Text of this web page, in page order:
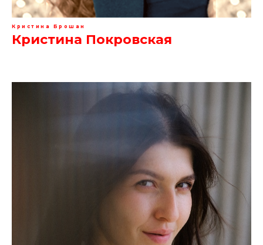
Кристина Брошан
Кристина Покровская